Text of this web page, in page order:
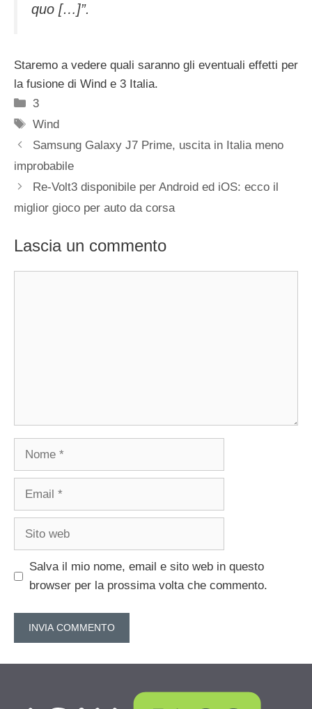
quo […]”.
Staremo a vedere quali saranno gli eventuali effetti per
la fusione di Wind e 3 Italia.
Categorie
3
Tag
Wind
Samsung Galaxy J7 Prime, uscita in Italia meno
improbabile
Re-Volt3 disponibile per Android ed iOS: ecco il
miglior gioco per auto da corsa
Lascia un commento
Nome
Email
Sito
Salva il mio nome, email e sito web in questo
browser per la prossima volta che commento.